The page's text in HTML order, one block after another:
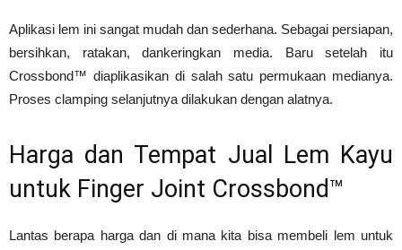
Aplikasi lem ini sangat mudah dan sederhana. Sebagai persiapan,
bersihkan, ratakan, dankeringkan media. Baru setelah itu
Crossbond™ diaplikasikan di salah satu permukaan medianya.
Proses clamping selanjutnya dilakukan dengan alatnya.
Harga dan Tempat Jual Lem Kayu
untuk Finger Joint Crossbond™
Lantas berapa harga dan di mana kita bisa membeli lem untuk